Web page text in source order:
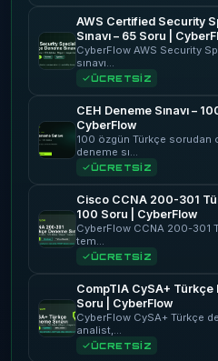
AWS Certified Security
Sınavı – 65 Soru |
CyberFlow AWS Security
sınavı…
ÜCRETSİZ
CEH Deneme Sınavı –
CyberFlow
100 özgün Türkçe sorudan
deneme sı…
ÜCRETSİZ
Cisco CCNA 200-301
100 Soru | CyberFlow
CyberFlow CCNA 200-301
tem…
ÜCRETSİZ
CompTIA CySA+ Türkçe
Soru | CyberFlow
CyberFlow CySA+ Türkçe
analist,…
ÜCRETSİZ